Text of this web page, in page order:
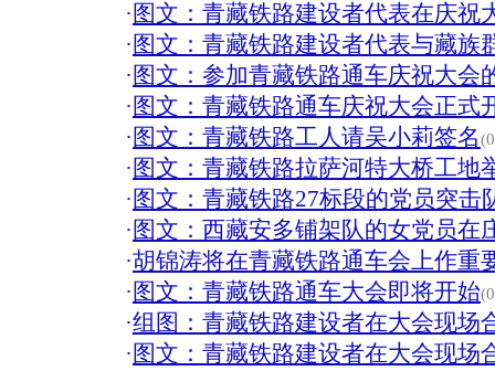
· 图文：青藏铁路建设者代表在庆祝
· 图文：青藏铁路建设者代表与藏族
· 图文：参加青藏铁路通车庆祝大会
· 图文：青藏铁路通车庆祝大会正式
· 图文：青藏铁路工人请吴小莉签名
· 图文：青藏铁路拉萨河特大桥工地
· 图文：青藏铁路27标段的党员突击
· 图文：西藏安多铺架队的女党员在
·胡锦涛将在青藏铁路通车会上作重
· 图文：青藏铁路通车大会即将开始
·组图：青藏铁路建设者在大会现场
· 图文：青藏铁路建设者在大会现场